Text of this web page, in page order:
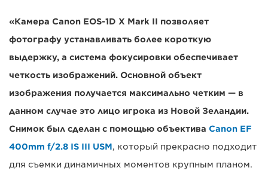
«Камера Canon EOS-1D X Mark II позволяет
фотографу устанавливать более короткую
выдержку, а система фокусировки обеспечивает
четкость изображений. Основной объект
изображения получается максимально четким — в
данном случае это лицо игрока из Новой Зеландии.
Снимок был сделан с помощью объектива Canon EF
400mm f/2.8 IS III USM, который прекрасно подходит
для съемки динамичных моментов крупным планом.